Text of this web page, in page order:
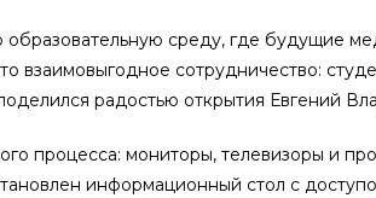
среду, где будущие
взаимовыгодное сотрудничество:
радостью открытия Евгений
процесса: мониторы, телевизоры и
информационный стол с